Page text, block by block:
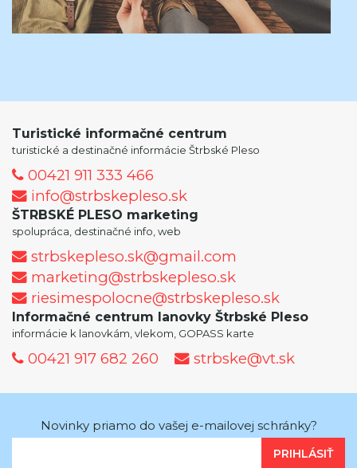
Turistické informačné centrum
turistické a destinačné informácie Štrbské Pleso
00421 911 333 466
info@strbskepleso.sk
ŠTRBSKÉ PLESO marketing
spolupráca, destinačné info, web
strbskepleso.sk@gmail.com
marketing@strbskepleso.sk
riesimespolocne@strbskepleso.sk
Informačné centrum lanovky Štrbské Pleso
informácie k lanovkám, vlekom, GOPASS karte
00421 917 682 260 strbske@vt.sk
Novinky priamo do vašej e-mailovej schránky?
PRIHLÁSIŤ